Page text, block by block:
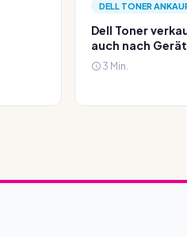
DELL TONER
Dell Toner
auch nach
3 Min.